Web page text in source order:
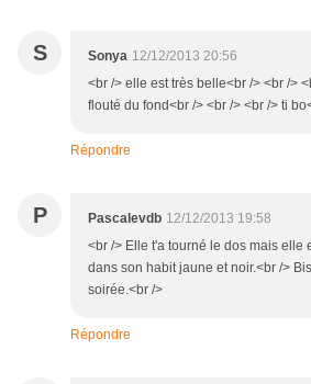
S Sonya 12/12/2013 20:56
<br /> elle est très belle<br /> <br />
flouté du fond<br /> <br /> <br /> ti
Répondre
P Pascalevdb 12/12/2013 19:58
<br /> Elle t'a tourné le dos mais elle
dans son habit jaune et noir.<br />
soirée.<br />
Répondre